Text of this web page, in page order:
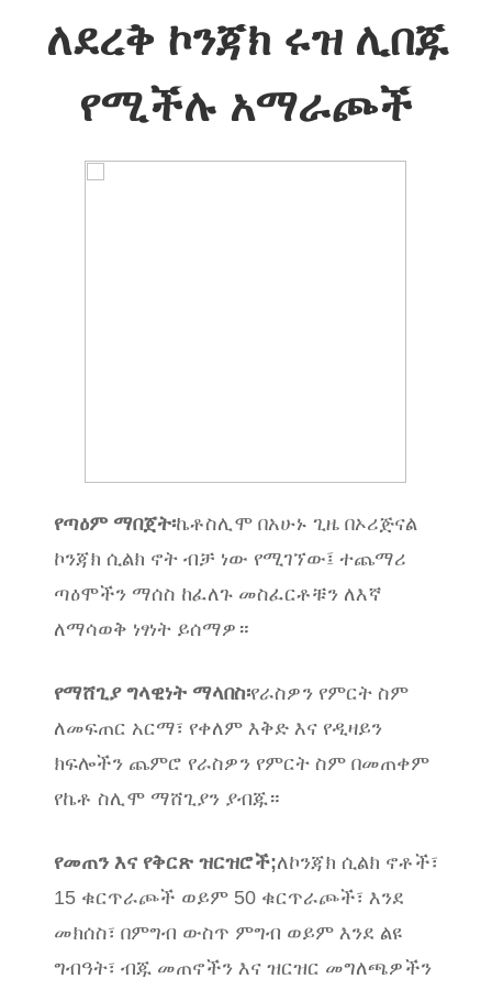
ለደረቅ ኮንጃክ ሩዝ ሊበጁ
የሚችሉ አማራጮች
የጣዕም ማበጀት፡ኬቶስሊሞ በአሁኑ ጊዜ በኦሪጅናል
ኮንጃክ ሲልክ ኖት ብቻ ነው የሚገኘው፤ ተጨማሪ
ጣዕሞችን ማሰስ ከፈለጉ መስፈርቶቹን ለእኛ
ለማሳወቅ ነፃነት ይሰማዎ።
የማሸጊያ ግላዊነት ማላበስ፡የራስዎን የምርት ስም
ለመፍጠር አርማ፣ የቀለም እቅድ እና የዲዛይን
ክፍሎችን ጨምሮ የራስዎን የምርት ስም በመጠቀም
የኬቶ ስሊሞ ማሸጊያን ያብጁ።
የመጠን እና የቅርጽ ዝርዝሮች;ለኮንጃክ ሲልክ ኖቶች፣
15 ቁርጥራጮች ወይም 50 ቁርጥራጮች፣ እንደ
መክሰስ፣ በምግብ ውስጥ ምግብ ወይም እንደ ልዩ
ግብዓት፣ ብጁ መጠኖችን እና ዝርዝር መግለጫዎችን